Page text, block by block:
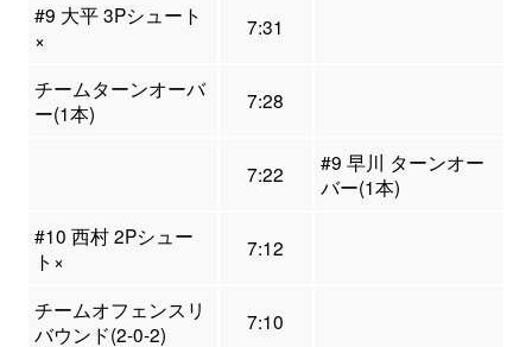
#9 大平 3Pシュート
×
7:31
チームターンオーバ
ー(1本)
7:28
7:22
#9 早川 ターンオー
バー(1本)
#10 西村 2Pシュー
ト×
7:12
チームオフェンスリ
バウンド(2-0-2)
7:10